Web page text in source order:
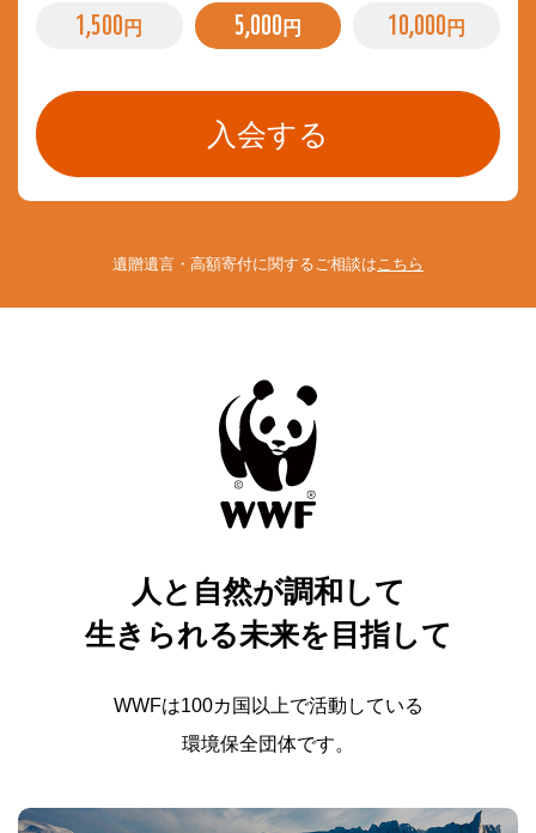
1,500 円 5,000 円 10,000 円
遺贈遺言・高額寄付に関するご相談はこちら
人と自然が調和して
生きられる未来を目指して
WWFは100カ国以上で活動している
環境保全団体です。